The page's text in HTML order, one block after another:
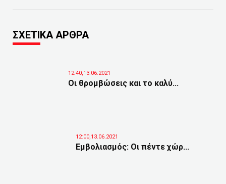
ΣΧΕΤΙΚΑ ΑΡΘΡΑ
12:40,13.06.2021
Οι θρομβώσεις και το καλύ...
12:00,13.06.2021
Εμβολιασμός: Οι πέντε χώρ...